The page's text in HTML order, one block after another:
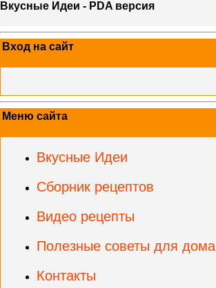
Вкусные Идеи - PDA версия
Вход на сайт
Меню сайта
Вкусные Идеи
Сборник рецептов
Видео рецепты
Полезные советы для дома
Контакты